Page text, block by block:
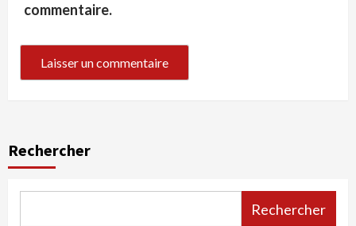
commentaire.
Rechercher
Rechercher